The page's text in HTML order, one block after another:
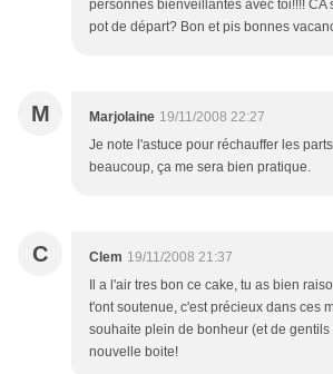
personnes bienveillantes avec toi!!!! CA
pot de départ? Bon et pis bonnes
M Marjolaine 19/11/2008 22:27
Je note l'astuce pour réchauffer les
beaucoup, ça me sera bien pratique.
C Clem 19/11/2008 21:37
Il a l'air tres bon ce cake, tu as bien
t'ont soutenue, c'est précieux dans ces
souhaite plein de bonheur (et de
nouvelle boite!